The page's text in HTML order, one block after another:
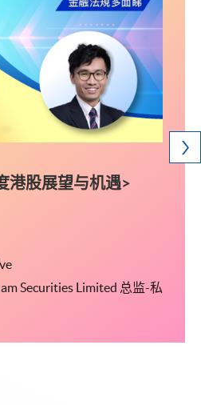
港股展望与机遇>
Securities Limited 总监-私
课程讲座